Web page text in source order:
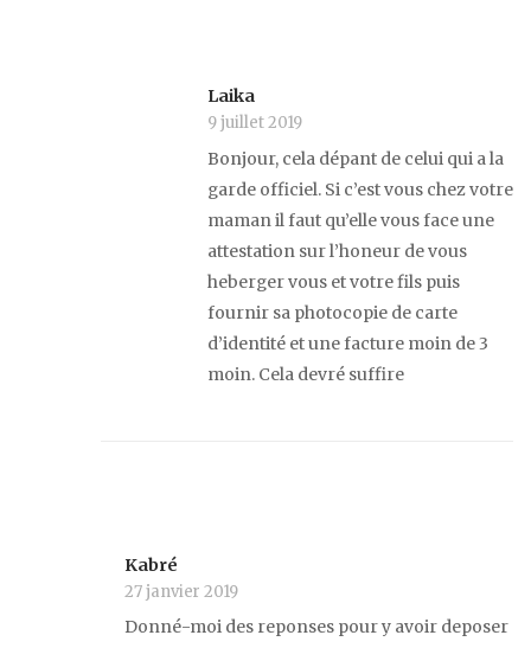
Laika
9 juillet 2019
Bonjour, cela dépant de celui qui a la
garde officiel. Si c’est vous chez votre
maman il faut qu’elle vous face une
attestation sur l’honeur de vous
heberger vous et votre fils puis
fournir sa photocopie de carte
d’identité et une facture moin de 3
moin. Cela devré suffire
Kabré
27 janvier 2019
Donné-moi des reponses pour y avoir deposer